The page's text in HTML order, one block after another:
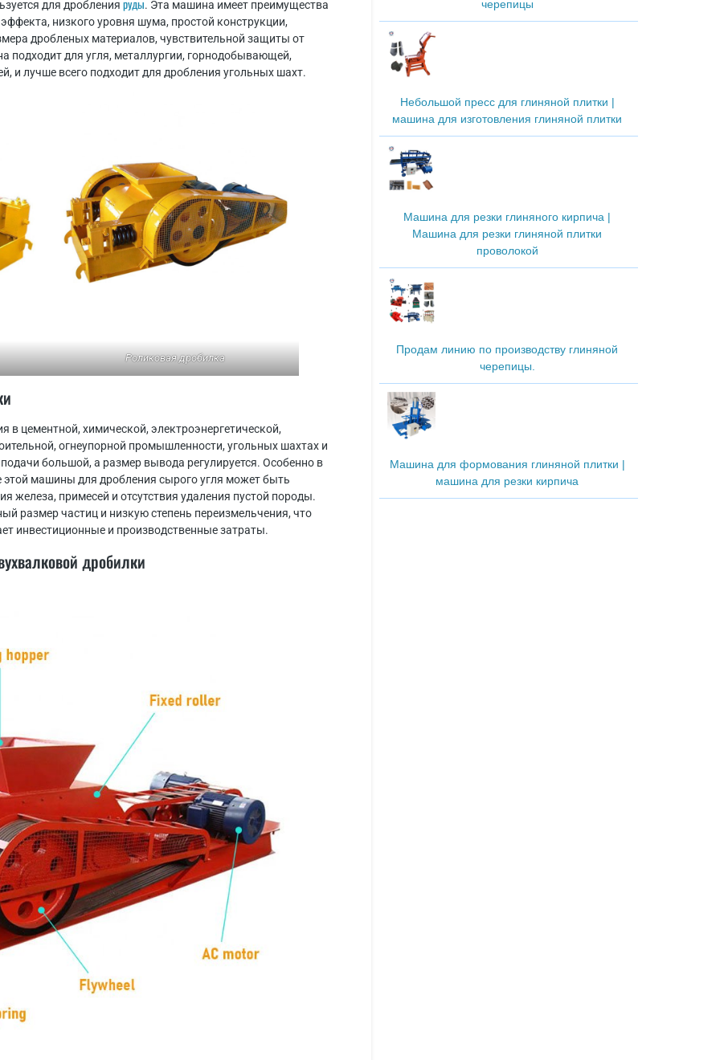
для дробления руды. Эта машина имеет преимущества
низкого уровня шума, простой конструкции,
дробленых материалов, чувствительной защиты от
подходит для угля, металлургии, горнодобывающей,
и лучше всего подходит для дробления угольных шахт.
Роликовая дробилка
в цементной, химической, электроэнергетической,
огнеупорной промышленности, угольных шахтах и
большой, а размер вывода регулируется. Особенно в
машины для дробления сырого угля может быть
железа, примесей и отсутствия удаления пустой породы.
размер частиц и низкую степень переизмельчения, что
инвестиционные и производственные затраты.
дробилки
черепицы
Небольшой пресс для глиняной плитки |
машина для изготовления глиняной плитки
Машина для резки глиняного кирпича |
Машина для резки глиняной плитки
проволокой
Продам линию по производству глиняной
черепицы.
Машина для формования глиняной плитки |
машина для резки кирпича